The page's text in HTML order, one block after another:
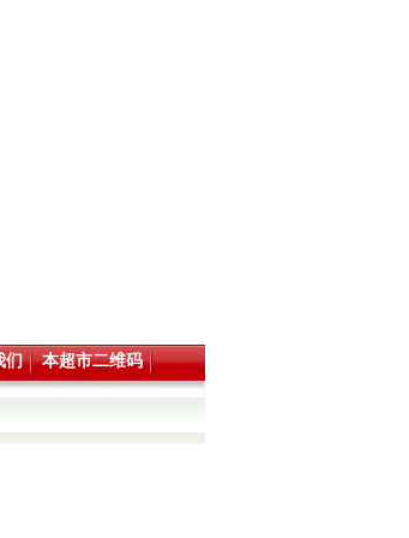
们 本超市二维码